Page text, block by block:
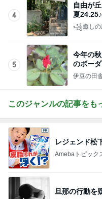
4
自由が
夏
꧁癒し
5
今年の
のボー
伊豆の田
このジャンルの記事をも
レジェンド松
Amebaトピック
旦那の行動を